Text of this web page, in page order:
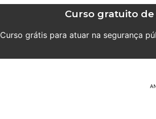
Curso gratuito
Curso grátis para atuar na segurança